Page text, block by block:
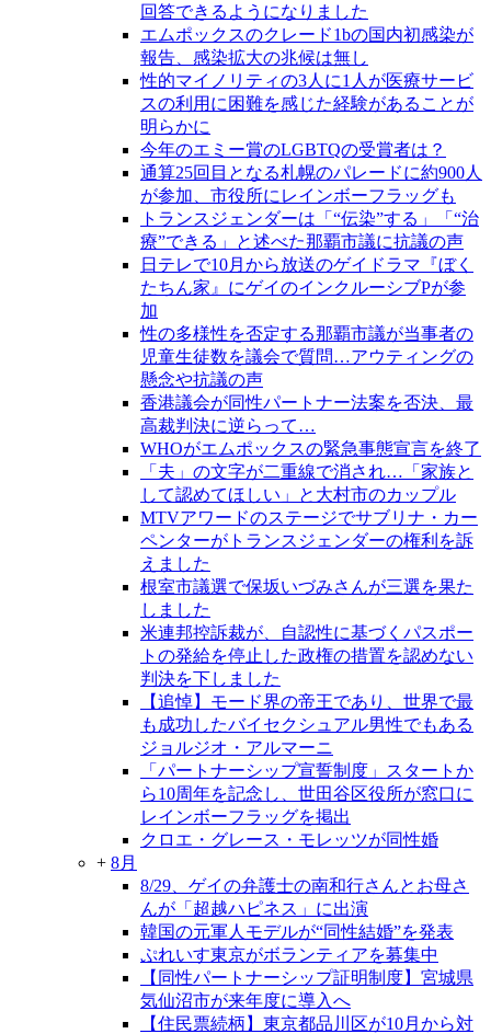
回答できるようになりました
エムポックスのクレード1bの国内初感染が
報告、感染拡大の兆候は無し
性的マイノリティの3人に1人が医療サービ
スの利用に困難を感じた経験があることが
明らかに
今年のエミー賞のLGBTQの受賞者は？
通算25回目となる札幌のパレードに約900人
が参加、市役所にレインボーフラッグも
トランスジェンダーは「“伝染”する」「“治
療”できる」と述べた那覇市議に抗議の声
日テレで10月から放送のゲイドラマ『ぼく
たちん家』にゲイのインクルーシブPが参
加
性の多様性を否定する那覇市議が当事者の
児童生徒数を議会で質問…アウティングの
懸念や抗議の声
香港議会が同性パートナー法案を否決、最
高裁判決に逆らって…
WHOがエムポックスの緊急事態宣言を終了
「夫」の文字が二重線で消され…「家族と
して認めてほしい」と大村市のカップル
MTVアワードのステージでサブリナ・カー
ペンターがトランスジェンダーの権利を訴
えました
根室市議選で保坂いづみさんが三選を果た
しました
米連邦控訴裁が、自認性に基づくパスポー
トの発給を停止した政権の措置を認めない
判決を下しました
【追悼】モード界の帝王であり、世界で最
も成功したバイセクシュアル男性でもある
ジョルジオ・アルマーニ
「パートナーシップ宣誓制度」スタートか
ら10周年を記念し、世田谷区役所が窓口に
レインボーフラッグを掲出
クロエ・グレース・モレッツが同性婚
+ 8月
8/29、ゲイの弁護士の南和行さんとお母さ
んが「超越ハピネス」に出演
韓国の元軍人モデルが“同性結婚”を発表
ぷれいす東京がボランティアを募集中
【同性パートナーシップ証明制度】宮城県
気仙沼市が来年度に導入へ
【住民票続柄】東京都品川区が10月から対